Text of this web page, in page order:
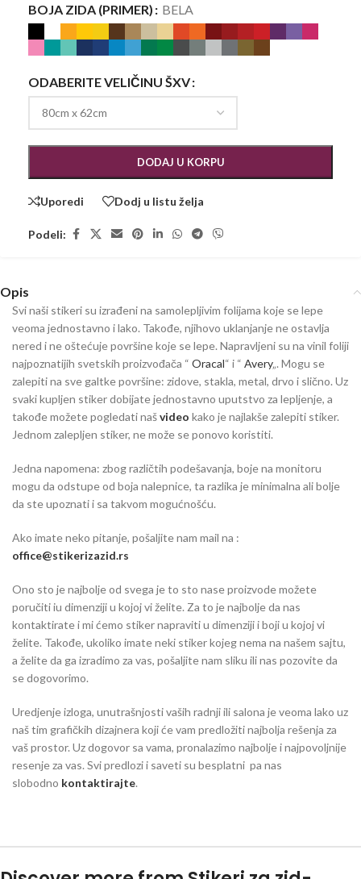
BOJA ZIDA (PRIMER) BELA
ODABERITE VELIČINU ŠXV
DODAJ U KORPU
Uporedi Dodj u listu želja
Podeli:
Opis
Svi naši stikeri su izrađeni na samolepljivim folijama koje se lepe
veoma jednostavno i lako. Takođe, njihovo uklanjanje ne ostavlja
nered i ne oštećuje površine koje se lepe. Napravljeni su na vinil foliji
najpoznatijih svetskih proizvođača “ Oracal“ i “ Avery„. Mogu se
zalepiti na sve galtke površine: zidove, stakla, metal, drvo i slično. Uz
svaki kupljen stiker dobijate jednostavno uputstvo za lepljenje, a
takođe možete pogledati našvideo kako je najlakše zalepiti stiker.
Jednom zalepljen stiker, ne može se ponovo koristiti.
Jedna napomena: zbog različtih podešavanja, boje na monitoru
mogu da odstupe od boja nalepnice, ta razlika je minimalna ali bolje
da ste upoznati i sa takvom mogućnošću.
Ako imate neko pitanje, pošaljite nam mail na :
office@stikerizazid.rs
Ono sto je najbolje od svega je to sto nase proizvode možete
poručiti iu dimenziji u kojoj vi želite. Za to je najbolje da nas
kontaktirate i mi ćemo stiker napraviti u dimenziji i boji u kojoj vi
želite. Takođe, ukoliko imate neki stiker kojeg nema na našem sajtu,
a želite da ga izradimo za vas, pošaljite nam sliku ili nas pozovite da
se dogovorimo.
Uredjenje izloga, unutrašnjosti vaših radnji ili salona je veoma lako uz
naš tim grafičkih dizajnera koji će vam predložiti najbolja rešenja za
vaš prostor. Uz dogovor sa vama, pronalazimo najbolje i najpovoljnije
resenje za vas. Svi predlozi i saveti su besplatni pa nas
slobodno kontaktirajte.